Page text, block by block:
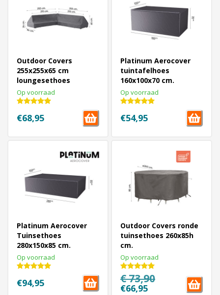
Outdoor Covers
255x255x65 cm
loungesethoes
platform L-vormige
Op voorraad
€68,95
Platinum Aerocover
tuintafelhoes
160x100x70 cm.
Op voorraad
€54,95
Platinum Aerocover
Tuinsethoes
280x150x85 cm.
Op voorraad
€94,95
Outdoor Covers ronde
tuinsethoes 260x85h
cm.
Op voorraad
€ 73,90
€66,95